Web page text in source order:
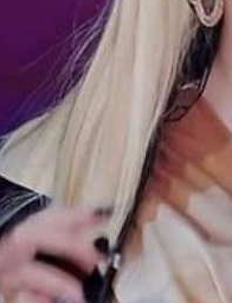
위…한밤 열대야도 계속[내일날
3연전도 폭염 취소…11일 재개
측 배경엔 美의 대한국 무역적자
' 축구협회…초유의 압수수색에 '
름 최고치 경신…영등포 순간
추가 압수수색…내란 중요임무
회복…0.26% 오른 801.67 마감
포인트(4.58%) 내린 6296.38
0.7원 내린 1423.8원 마감